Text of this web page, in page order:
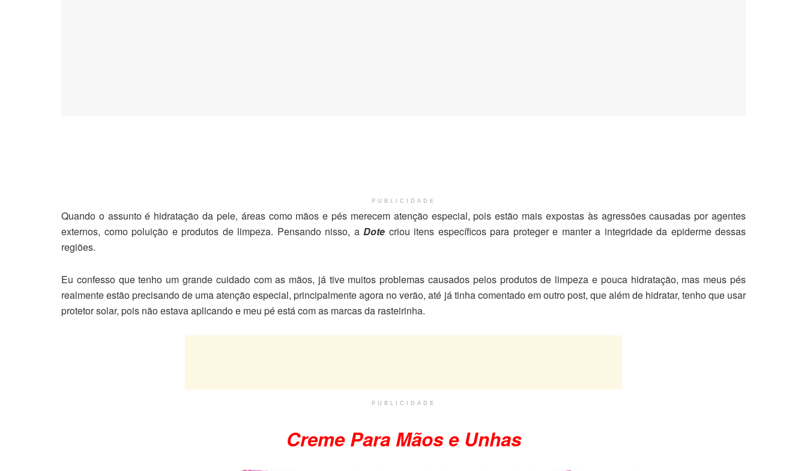
PUBLICIDADE
Quando o assunto é hidratação da pele, áreas como mãos e pés merecem atenção especial, pois estão mais expostas às agressões causadas por agentes
externos, como poluição e produtos de limpeza. Pensando nisso, a Dote criou itens específicos para proteger e manter a integridade da epiderme dessas
regiões.
Eu confesso que tenho um grande cuidado com as mãos, já tive muitos problemas causados pelos produtos de limpeza e pouca hidratação, mas meus pés
realmente estão precisando de uma atenção especial, principalmente agora no verão, até já tinha comentado em outro post, que além de hidratar, tenho que usar
protetor solar, pois não estava aplicando e meu pé está com as marcas da rasteirinha.
PUBLICIDADE
Creme Para Mãos e Unhas